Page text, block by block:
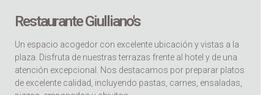
Restaurante Giulliano's
Un espacio acogedor con excelente ubicación y vistas a la
plaza. Disfruta de nuestras terrazas frente al hotel y de una
atención excepcional. Nos destacamos por preparar platos
de excelente calidad, incluyendo pastas, carnes, ensaladas,